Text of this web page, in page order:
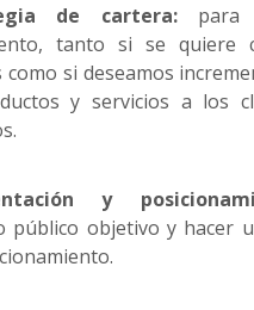
de cartera:para
tanto si se quiere
como si deseamos
y servicios a los
y
público objetivo y hacer